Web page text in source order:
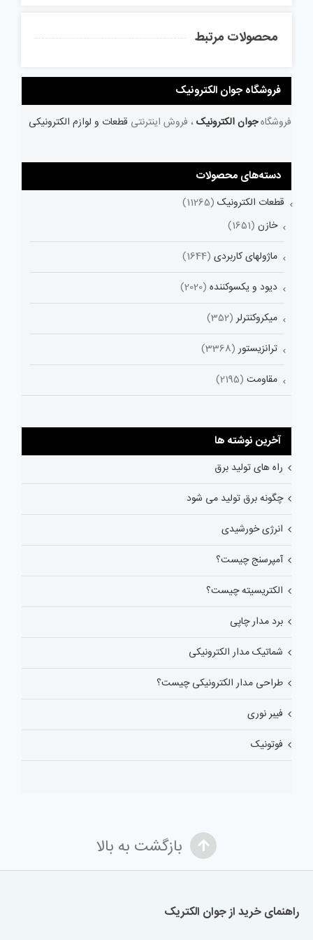
محصولات مرتبط
فروشگاه جوان الکترونیک
فروشگاهجوان الکترونیک ، فروش اینترنتی قطعات و لوازم الکترونیکی
دسته‌های محصولات
قطعات الکترونیک (11265)
خازن (1651)
ماژولهای کاربردی (1644)
دیود و یکسوکننده (2020)
میکروکنترلر (352)
ترانزیستور (3368)
مقاومت (2195)
آخرین نوشته ها
راه های تولید برق
چگونه برق تولید می شود
انرژی خورشیدی
آمپرسنج چیست؟
الکتریسیته چیست؟
برد مدار چاپی
شماتیک مدار الکترونیکی
طراحی مدار الکترونیکی چیست؟
فیبر نوری
فوتونیک
بازگشت به بالا
راهنمای خرید از جوان الکتریک